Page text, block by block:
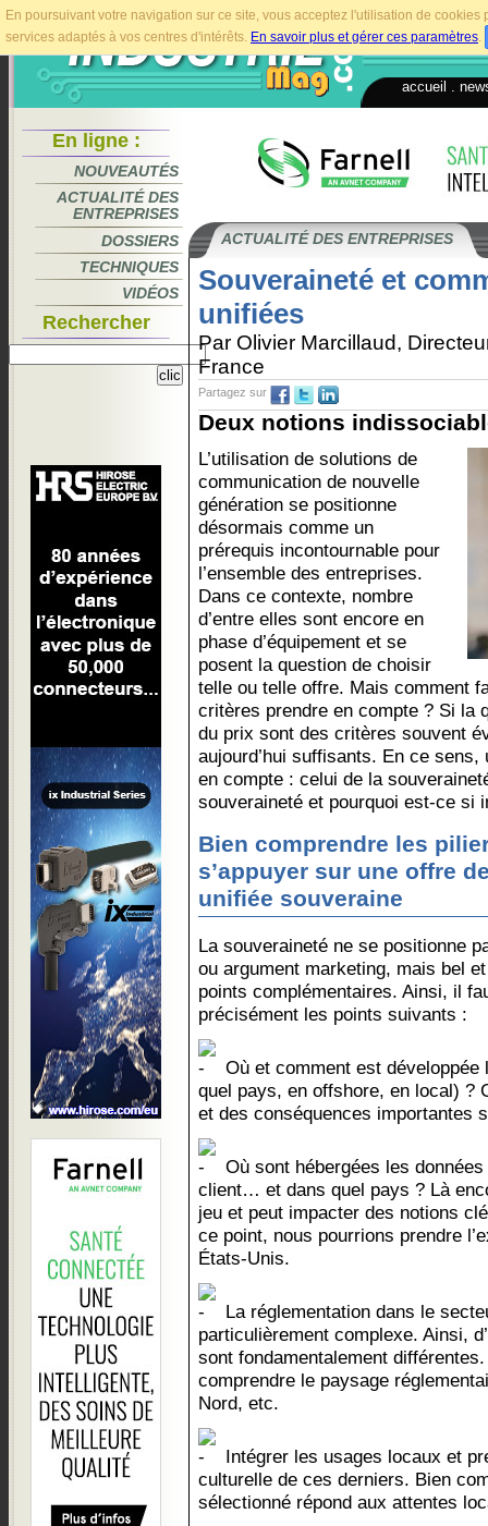
En poursuivant votre navigation sur ce site, vous acceptez l'utilisation de
services adaptés à vos centres d'intérêts. En savoir plus et gérer ces paramètres.
accueil
En ligne :
NOUVEAUTÉS
ACTUALITÉ DES
ENTREPRISES
DOSSIERS
TECHNIQUES
VIDÉOS
Rechercher
ACTUALITÉ DES ENTREPRISES
Souveraineté et
unifiées
Par Olivier Marcillaud,
France
Partagez sur
Deux notions
L’utilisation de solutions de
communication de nouvelle
génération se positionne
désormais comme un
prérequis incontournable pour
l’ensemble des entreprises.
Dans ce contexte, nombre
d’entre elles sont encore en
phase d’équipement et se
posent la question de choisir
telle ou telle offre. Mais comment
critères prendre en compte ? Si la
du prix sont des critères souvent
aujourd’hui suffisants. En ce
en compte : celui de la
souveraineté et pourquoi est-ce si
Bien comprendre les
s’appuyer sur une offre
unifiée souveraine
La souveraineté ne se positionne
ou argument marketing, mais bel
points complémentaires. Ainsi, il
précisément les points suivants :
Où et comment est
quel pays, en offshore, en local) ?
et des conséquences importantes
Où sont hébergées les
client… et dans quel pays ? Là
jeu et peut impacter des notions
ce point, nous pourrions prendre
États-Unis.
La réglementation dans le
particulièrement complexe. Ainsi,
sont fondamentalement
comprendre le paysage
Nord, etc.
Intégrer les usages locaux et
culturelle de ces derniers. Bien
sélectionné répond aux attentes